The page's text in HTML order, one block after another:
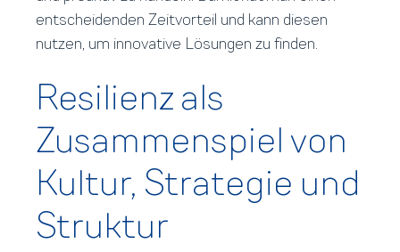
entscheidenden Zeitvorteil und kann diesen
nutzen, um innovative Lösungen zu finden.
Resilienz als
Zusammenspiel von
Kultur, Strategie und
Struktur